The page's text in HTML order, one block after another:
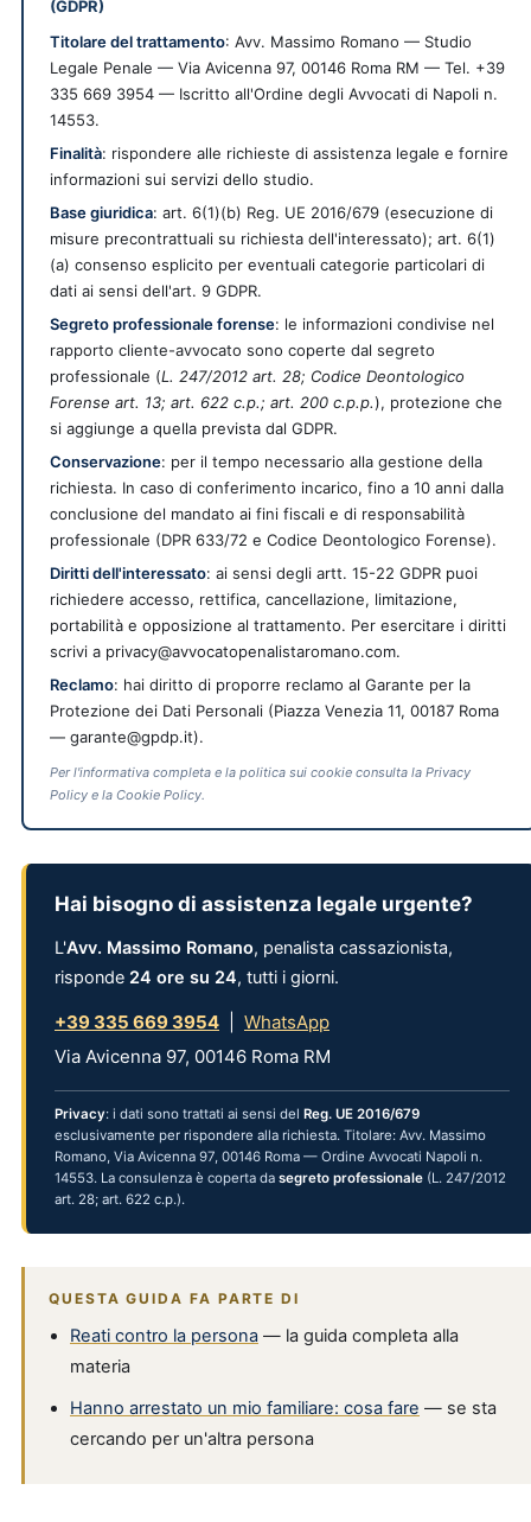
(GDPR)
Titolare del trattamento: Avv. Massimo Romano — Studio
Legale Penale — Via Avicenna 97, 00146 Roma RM — Tel. +39
335 669 3954 — Iscritto all'Ordine degli Avvocati di Napoli n.
14553.
Finalità: rispondere alle richieste di assistenza legale e fornire
informazioni sui servizi dello studio.
Base giuridica: art. 6(1)(b) Reg. UE 2016/679 (esecuzione di
misure precontrattuali su richiesta dell'interessato); art. 6(1)
(a) consenso esplicito per eventuali categorie particolari di
dati ai sensi dell'art. 9 GDPR.
Segreto professionale forense: le informazioni condivise nel
rapporto cliente-avvocato sono coperte dal segreto
professionale (L. 247/2012 art. 28; Codice Deontologico
Forense art. 13; art. 622 c.p.; art. 200 c.p.p.), protezione che
si aggiunge a quella prevista dal GDPR.
Conservazione: per il tempo necessario alla gestione della
richiesta. In caso di conferimento incarico, fino a 10 anni dalla
conclusione del mandato ai fini fiscali e di responsabilità
professionale (DPR 633/72 e Codice Deontologico Forense).
Diritti dell'interessato: ai sensi degli artt. 15-22 GDPR puoi
richiedere accesso, rettifica, cancellazione, limitazione,
portabilità e opposizione al trattamento. Per esercitare i diritti
scrivi a privacy@avvocatopenalistaromano.com.
Reclamo: hai diritto di proporre reclamo al Garante per la
Protezione dei Dati Personali (Piazza Venezia 11, 00187 Roma
— garante@gpdp.it).
Per l'informativa completa e la politica sui cookie consulta la Privacy
Policy e la Cookie Policy.
Hai bisogno di assistenza legale urgente?
L'Avv. Massimo Romano, penalista cassazionista,
risponde 24 ore su 24, tutti i giorni.
+39 335 669 3954
WhatsApp
Via Avicenna 97, 00146 Roma RM
Privacy: i dati sono trattati ai sensi del Reg. UE 2016/679
esclusivamente per rispondere alla richiesta. Titolare: Avv. Massimo
Romano, Via Avicenna 97, 00146 Roma — Ordine Avvocati Napoli n.
14553. La consulenza è coperta da segreto professionale (L. 247/2012
art. 28; art. 622 c.p.).
QUESTA GUIDA FA PARTE DI
Reati contro la persona — la guida completa alla
materia
Hanno arrestato un mio familiare: cosa fare — se sta
cercando per un'altra persona